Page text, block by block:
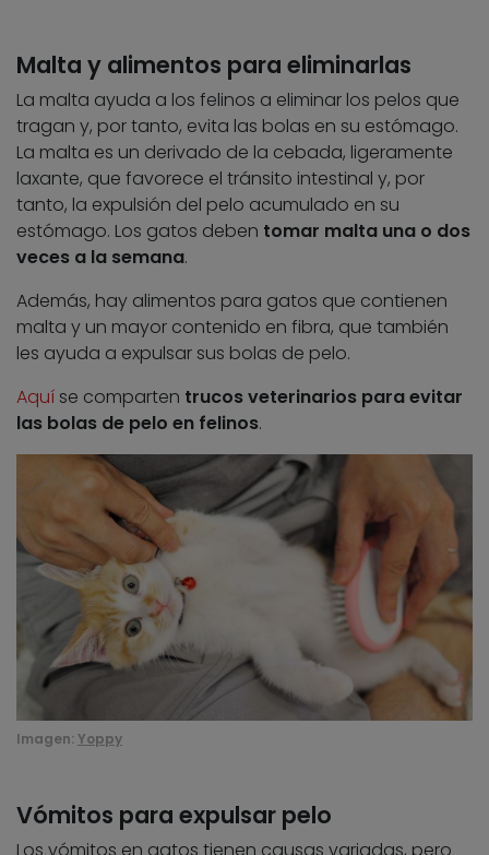
Malta y alimentos para eliminarlas
La malta ayuda a los felinos a eliminar los pelos que
tragan y, por tanto, evita las bolas en su estómago.
La malta es un derivado de la cebada, ligeramente
laxante, que favorece el tránsito intestinal y, por
tanto, la expulsión del pelo acumulado en su
estómago. Los gatos deben tomar malta una o dos
veces a la semana.
Además, hay alimentos para gatos que contienen
malta y un mayor contenido en fibra, que también
les ayuda a expulsar sus bolas de pelo.
Aquí se comparten trucos veterinarios para evitar
las bolas de pelo en felinos.
Imagen: Yoppy
Vómitos para expulsar pelo
Los vómitos en gatos tienen causas variadas, pero